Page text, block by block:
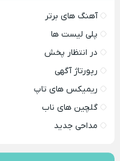
آهنگ های برتر
پلی لیست ها
در انتظار پخش
رپورتاژ آگهی
ریمیکس های تاپ
گلچین های ناب
مداحی جدید